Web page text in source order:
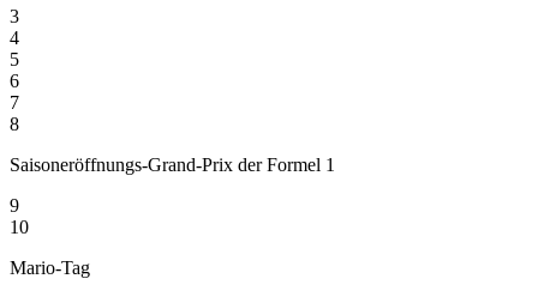
3
4
5
6
7
8
Saisoneröffnungs-Grand-Prix der Formel 1
9
10
Mario-Tag